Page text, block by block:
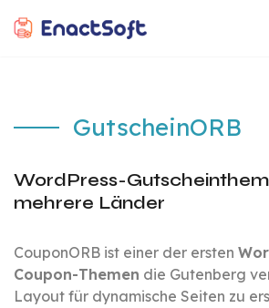
GutscheinORB
WordPress-
mehrere Länder
CouponORB ist einer der ersten
Coupon-Themen die Gutenberg
Layout für dynamische Seiten zu